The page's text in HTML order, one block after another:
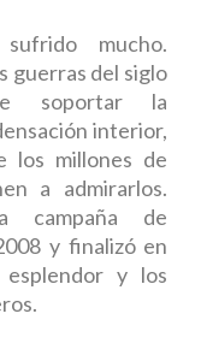
mucho.
guerras del siglo
soportar la
interior,
los millones de
a admirarlos.
campaña de
y finalizó en
y los